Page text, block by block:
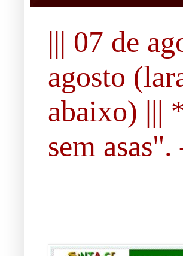
||| 07 de
agosto
abaixo) |||
sem